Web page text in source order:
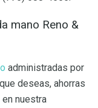
mano Reno &
administradas por
deseas, ahorras
nuestra